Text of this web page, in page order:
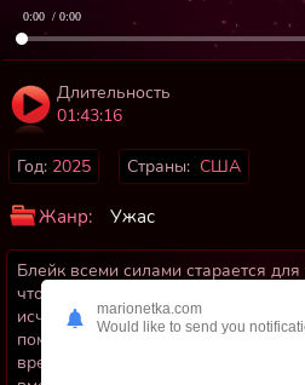
0:00 / 0:00
Длительность
01:43:16
Год: 2025 Страны: США
Жанр: Ужас
Блейк всеми силами старается для
чтобы сохранить свой брак. После
исчезновения отца он наследует
поместье в Орегоне и решает
время из Сан-Франциско на
marionetka.com
Would like to send you